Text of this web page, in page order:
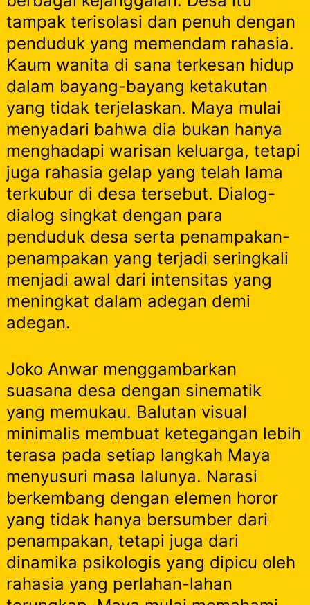
tampak terisolasi dan penuh dengan
penduduk yang memendam rahasia.
Kaum wanita di sana terkesan hidup
dalam bayang-bayang ketakutan
yang tidak terjelaskan. Maya mulai
menyadari bahwa dia bukan hanya
menghadapi warisan keluarga, tetapi
juga rahasia gelap yang telah lama
terkubur di desa tersebut. Dialog-
dialog singkat dengan para
penduduk desa serta penampakan-
penampakan yang terjadi seringkali
menjadi awal dari intensitas yang
meningkat dalam adegan demi
adegan.
Joko Anwar menggambarkan
suasana desa dengan sinematik
yang memukau. Balutan visual
minimalis membuat ketegangan lebih
terasa pada setiap langkah Maya
menyusuri masa lalunya. Narasi
berkembang dengan elemen horor
yang tidak hanya bersumber dari
penampakan, tetapi juga dari
dinamika psikologis yang dipicu oleh
rahasia yang perlahan-lahan